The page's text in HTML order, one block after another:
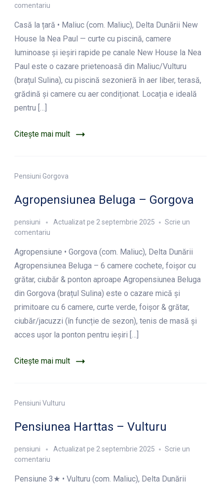
comentariu
House
La
Paul
–
Maliuc
Casă la țară • Maliuc (com. Maliuc), Delta Dunării New
House la Nea Paul — curte cu piscină, camere
luminoase și ieșiri rapide pe canale New House la Nea
Paul este o cazare prietenoasă din Maliuc/Vulturu
(brațul Sulina), cu piscină sezonieră în aer liber, terasă,
grădină și camere cu aer condiționat. Locația e ideală
pentru […]
Citește mai mult
Pensiuni Gorgova
Agropensiunea Beluga – Gorgova
pensiuni Actualizat pe 2 septembrie 2025
Scrie un
comentariu
Beluga
–
Agropensiune • Gorgova (com. Maliuc), Delta Dunării
Agropensiunea Beluga – 6 camere cochete, foișor cu
grătar, ciubăr & ponton aproape Agropensiunea Beluga
din Gorgova (brațul Sulina) este o cazare mică și
primitoare cu 6 camere, curte verde, foișor & grătar,
ciubăr/jacuzzi (în funcție de sezon), tenis de masă și
acces ușor la ponton pentru ieșiri […]
Citește mai mult
Pensiuni Vulturu
Pensiunea Harttas – Vulturu
pensiuni Actualizat pe 2 septembrie 2025
Scrie un
comentariu
Harttas
Pensiune 3★ • Vulturu (com. Maliuc), Delta Dunării